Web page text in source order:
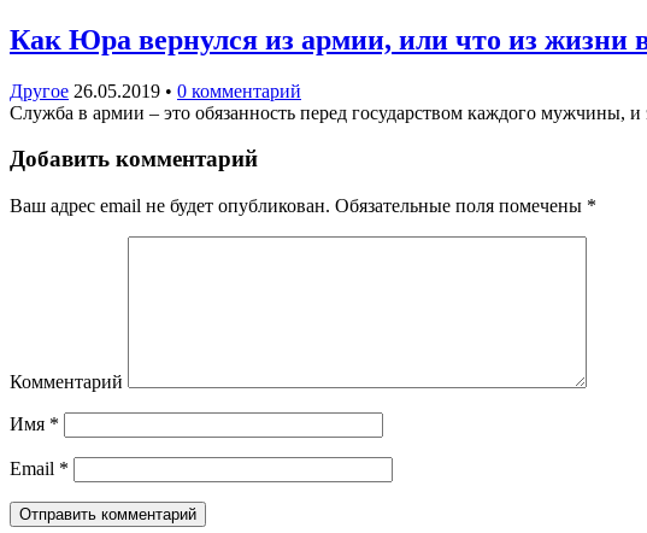
Как Юра вернулся из армии, или что из жизни
Другое 26.05.2019 • 0 комментарий
Служба в армии – это обязанность перед государством каждого мужчины,
Добавить комментарий
Ваш адрес email не будет опубликован. Обязательные поля помечены *
Комментарий
Имя *
Email *